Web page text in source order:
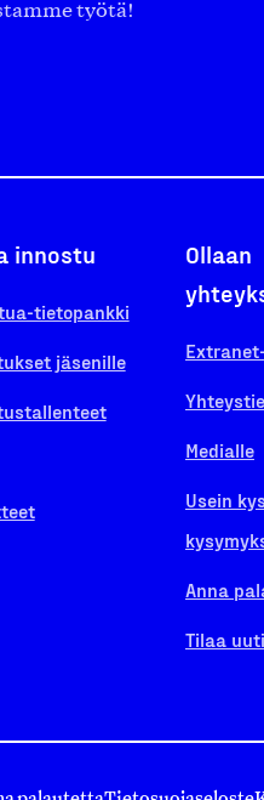
työtä!
innostu
tietopankki
jäsenille
Ollaan
Medialle
Usein
Anna
Tilaa